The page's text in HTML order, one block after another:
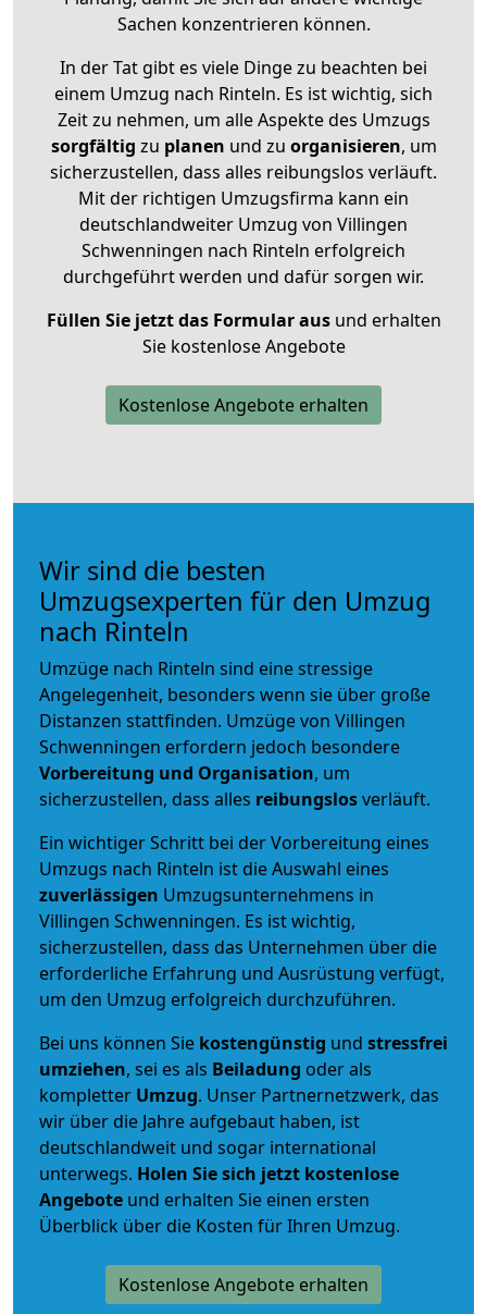
Sachen konzentrieren können.
In der Tat gibt es viele Dinge zu beachten bei
einem Umzug nach Rinteln. Es ist wichtig, sich
Zeit zu nehmen, um alle Aspekte des Umzugs
sorgfältig zu planen und zu organisieren, um
sicherzustellen, dass alles reibungslos verläuft.
Mit der richtigen Umzugsfirma kann ein
deutschlandweiter Umzug von Villingen
Schwenningen nach Rinteln erfolgreich
durchgeführt werden und dafür sorgen wir.
Füllen Sie jetzt das Formular ausund erhalten
Sie kostenlose Angebote
Kostenlose Angebote erhalten
Wir sind die besten
Umzugsexperten für den Umzug
nach Rinteln
Umzüge nach Rinteln sind eine stressige
Angelegenheit, besonders wenn sie über große
Distanzen stattfinden. Umzüge von Villingen
Schwenningen erfordern jedoch besondere
Vorbereitung und Organisation, um
sicherzustellen, dass alles reibungslosverläuft.
Ein wichtiger Schritt bei der Vorbereitung eines
Umzugs nach Rinteln ist die Auswahl eines
zuverlässigen Umzugsunternehmens in
Villingen Schwenningen. Es ist wichtig,
sicherzustellen, dass das Unternehmen über die
erforderliche Erfahrung und Ausrüstung verfügt,
um den Umzug erfolgreich durchzuführen.
Bei uns können Sie kostengünstig und stressfrei
umziehen, sei es als Beiladung oder als
kompletter Umzug. Unser Partnernetzwerk, das
wir über die Jahre aufgebaut haben, ist
deutschlandweit und sogar international
unterwegs. Holen Sie sich jetzt kostenlose
Angebote und erhalten Sie einen ersten
Überblick über die Kosten für Ihren Umzug.
Kostenlose Angebote erhalten